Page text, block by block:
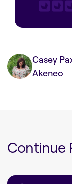
Casey
Akeneo
Continue